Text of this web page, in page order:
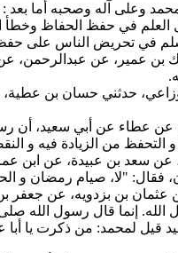
محمد وعلى آله وصحبه أما بعد :
في حفظ الحفاظ وخطأ
في تحريض الناس على حفظ
بن عمير، عن عبدالرحمن،
حدثني حسان بن
من الزيادة فيه و
عن سعد بن عبيدة، عن
"لا، صيام رمضان و
عن عثمان بن بزدويه، عن
الله. إنما قال رسول الله
قيل لمحمد: من ذكرت يا